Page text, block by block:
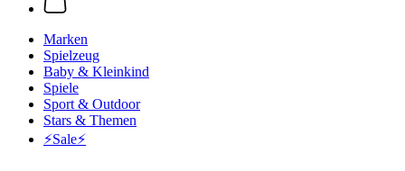
Marken
Spielzeug
Baby & Kleinkind
Spiele
Sport & Outdoor
Stars & Themen
⚡️Sale⚡️